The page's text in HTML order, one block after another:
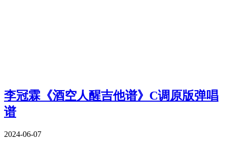
李冠霖《酒空人醒吉他谱》C调原版弹唱
谱
2024-06-07